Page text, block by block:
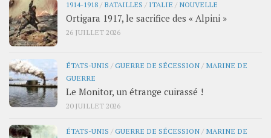
1914-1918/ BATAILLES / ITALIE / NOUVELLE
Ortigara 1917, le sacrifice des « Alpini »
26 JUILLET 2026
ÉTATS-UNIS /GUERRE DE SÉCESSION/ MARINE DE
GUERRE
Le Monitor, un étrange cuirassé !
20 JUILLET 2026
ÉTATS-UNIS /GUERRE DE SÉCESSION/ MARINE DE